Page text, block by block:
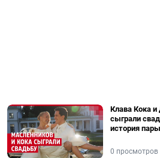
Клава Кока
сыграли
история
0 просмотров